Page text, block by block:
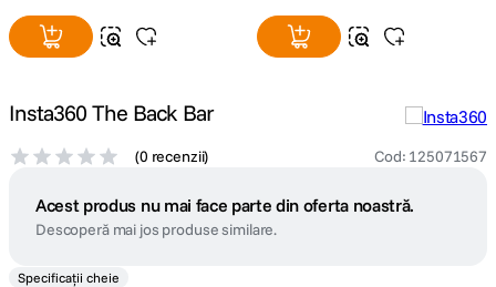
Insta360 The Back Bar
(0 recenzii) Cod: 125071567
Acest produs nu mai face parte din oferta noastră.
Descoperă mai jos produse similare.
Specificații cheie